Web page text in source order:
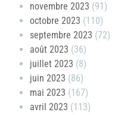
novembre 2023 (91)
octobre 2023 (110)
septembre 2023 (72)
août 2023 (36)
juillet 2023 (8)
juin 2023 (86)
mai 2023 (167)
avril 2023 (113)